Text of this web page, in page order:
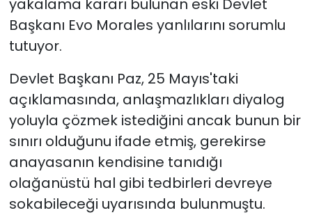
yakalama kararı bulunan eski Devlet
Başkanı Evo Morales yanlılarını sorumlu
tutuyor.
Devlet Başkanı Paz, 25 Mayıs'taki
açıklamasında, anlaşmazlıkları diyalog
yoluyla çözmek istediğini ancak bunun bir
sınırı olduğunu ifade etmiş, gerekirse
anayasanın kendisine tanıdığı
olağanüstü hal gibi tedbirleri devreye
sokabileceği uyarısında bulunmuştu.